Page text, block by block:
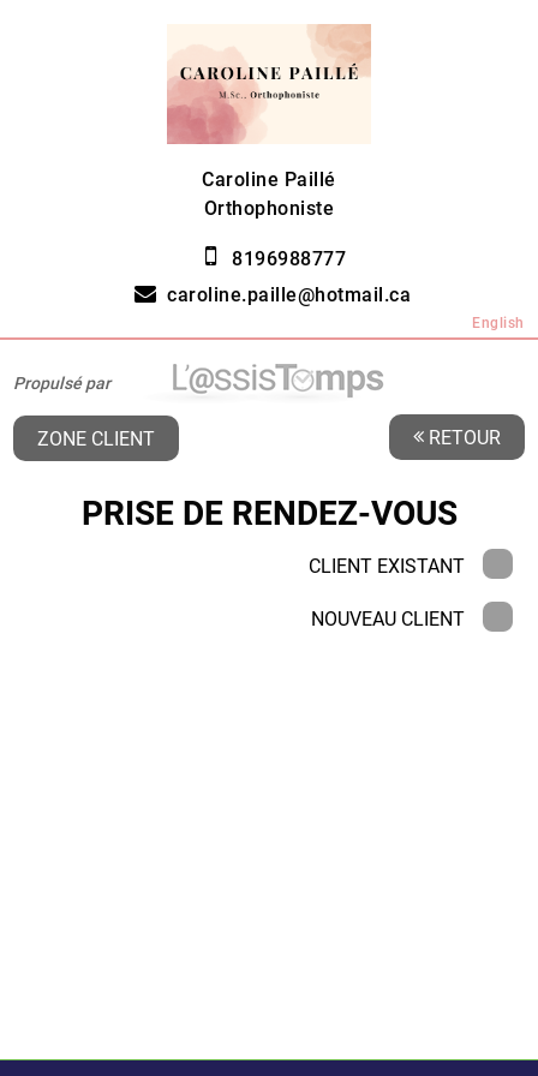
Caroline Paillé
Orthophoniste
8196988777
caroline.paille@hotmail.ca
English
Propulsé par
RETOUR
ZONE CLIENT
PRISE DE RENDEZ-VOUS
CLIENT EXISTANT
NOUVEAU CLIENT